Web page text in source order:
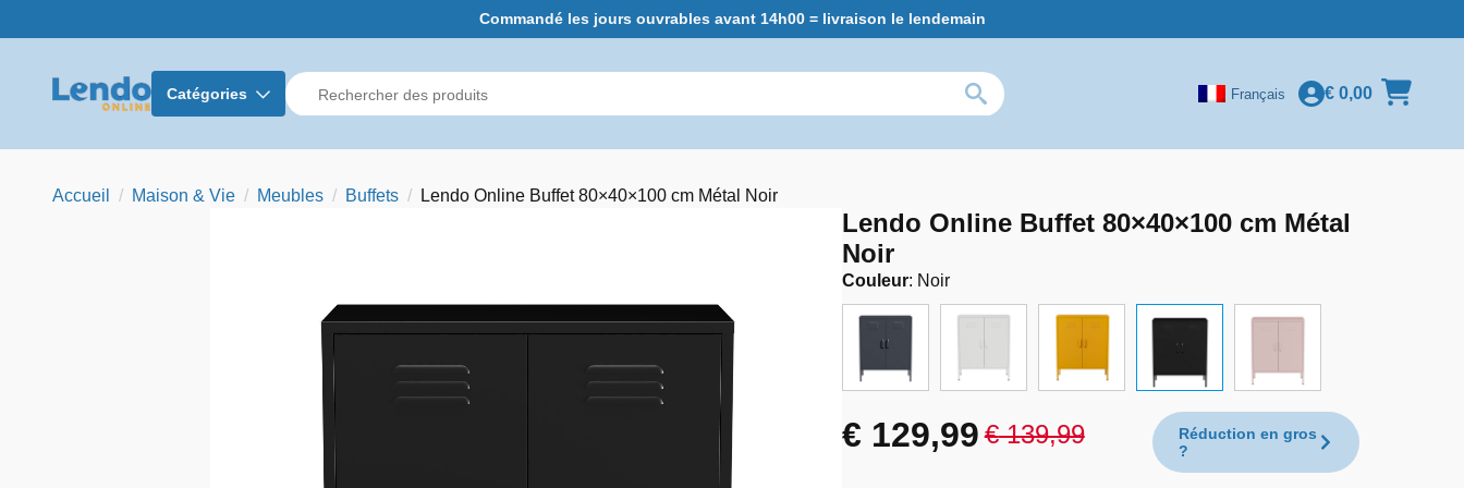
Commandé les jours ouvrables avant 14h00 = livraison le lendemain
Catégories Français € 0,00
Accueil Maison & Vie Meubles Buffets Lendo Online Buffet 80×40×100 cm Métal Noir
Lendo Online Buffet 80×40×100 cm Métal
Noir
Couleur: Noir
€139,99
Le
€129,99
Le
Réduction en gros
?